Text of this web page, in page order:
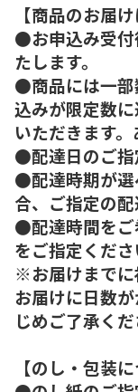
【商品のお届け
●お申込み受付
たします。
●商品には一部
込みが限定数
いただきます。
●配達日のご指
●配達時期が選
合、ご指定の配
●配達時間をご
をご指定くださ
※お届けまでに
お届けに日数
じめご了承くだ
【のし・包装に